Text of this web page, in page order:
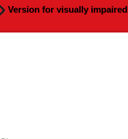
Version for visually impaired